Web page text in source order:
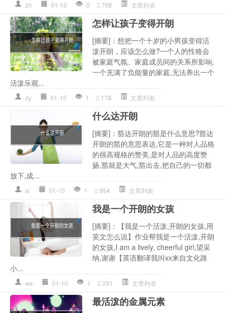
zh 01-10 0 798 文章列表
怎样让孩子变得开朗
[摘要]：想把一个十岁的小男孩变得活
泼开朗，应该怎么做?一个人的性格会
被家庭气氛、家庭成员间的关系所影响,
一个充满了负能量的家庭,无法养出一个
活泼乐观...
zy 01-10 1 178 文章列表
什么达开朗
[摘要]：豁达开朗的豁是什么意思?豁达
开朗的豁的意思表达,它是一种对人品格
的很高规格的赞美,是对人品的高度赞
扬,豁就是大气,豁出去,把自己的一切都
放下,成...
sl 01-10 1 854 文章列表
我是一个开朗的女孩
[摘要]：【我是一个活泼,开朗的女孩,用
英文怎么说】作业帮我是一个活泼,开朗
的女孩,I am a lively, cheerful girl,望采
纳,谢谢【英语翻译我叫xx来自文化路
小...
ws 01-10 1 231 文章列表
最活泼的金属元素